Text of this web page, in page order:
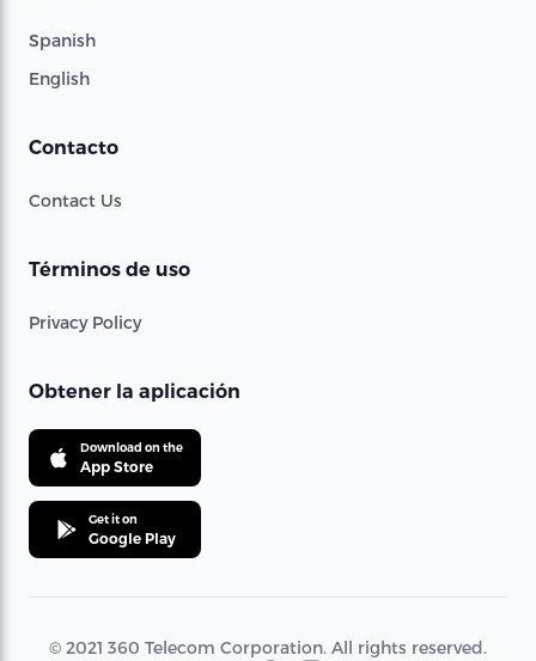
Spanish
English
Contacto
Contact Us
Términos de uso
Privacy Policy
Obtener la aplicación
Download on the
App Store
Get it on
Google Play
© 2021 360 Telecom Corporation. All rights reserved.